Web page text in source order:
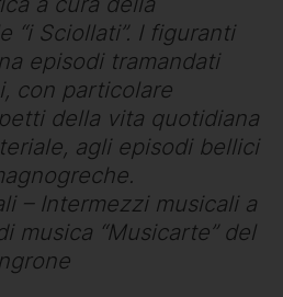
“i Sciollati”. I figuranti
episodi tramandati
con particolare
della vita quotidiana
agli episodi bellici
– Intermezzi musicali a
musica “Musicarte” del